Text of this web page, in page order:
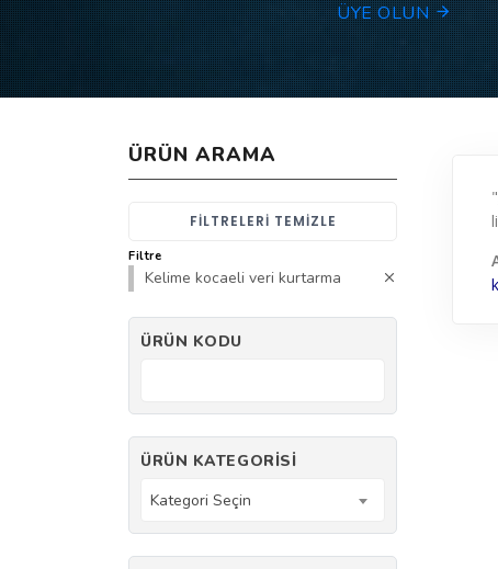
ÜYE OLUN
"
ÜRÜN ARAMA
FILTRELERI TEMIZLE
Filtre
Kelime kocaeli veri kurtarma
ÜRÜN KODU
ÜRÜN KATEGORISI
Kategori Seçin